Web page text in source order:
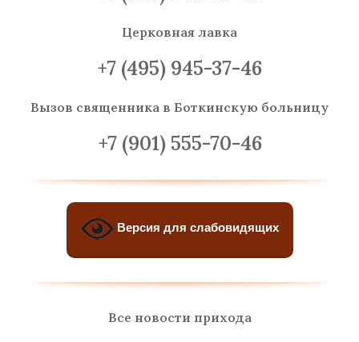
Церковная лавка
+7 (495) 945-37-46
Вызов священника в Боткинскую больницу
+7 (901) 555-70-46
Версия для слабовидящих
Все новости прихода